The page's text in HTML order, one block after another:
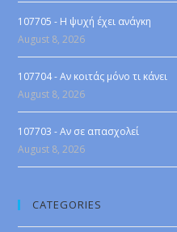
107705 - Η ψυχή έχει ανάγκη
August 8, 2026
107704 - Αν κοιτάς μόνο τι κάνει
August 8, 2026
107703 - Αν σε απασχολεί
August 8, 2026
CATEGORIES